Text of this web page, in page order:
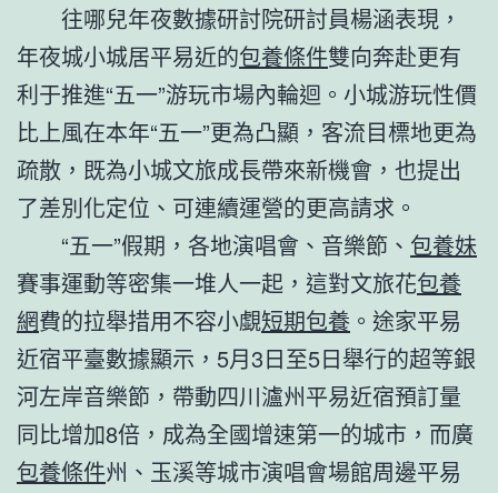
往哪兒年夜數據研討院研討員楊涵表現，
年夜城小城居平易近的包養條件雙向奔赴更有
利于推進“五一”游玩市場內輪迴。小城游玩性價
比上風在本年“五一”更為凸顯，客流目標地更為
疏散，既為小城文旅成長帶來新機會，也提出
了差別化定位、可連續運營的更高請求。
“五一”假期，各地演唱會、音樂節、 包養妹
賽事運動等密集一堆人一起，這對文旅花包養
網費的拉舉措用不容小覷短期包養 。途家平易
近宿平臺數據顯示，5月3日至5日舉行的超等銀
河左岸音樂節，帶動四川瀘州平易近宿預訂量
同比增加8倍，成為全國增速第一的城市，而廣
包養條件州、玉溪等城市演唱會場館周邊平易